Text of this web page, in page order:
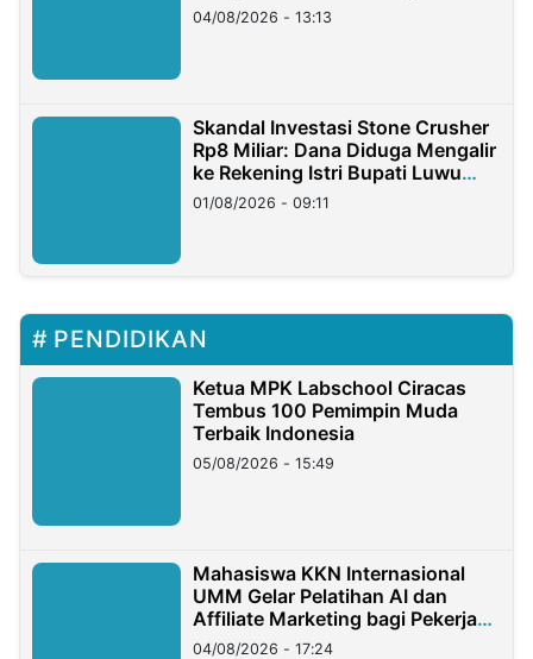
04/08/2026 - 13:13
Skandal Investasi Stone Crusher
Rp8 Miliar: Dana Diduga Mengalir
ke Rekening Istri Bupati Luwu
Timur
01/08/2026 - 09:11
PENDIDIKAN
Ketua MPK Labschool Ciracas
Tembus 100 Pemimpin Muda
Terbaik Indonesia
05/08/2026 - 15:49
Mahasiswa KKN Internasional
UMM Gelar Pelatihan AI dan
Affiliate Marketing bagi Pekerja
Migran Indonesia di Taiwan
04/08/2026 - 17:24